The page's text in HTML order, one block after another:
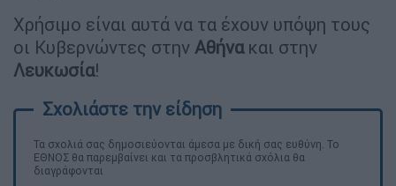
Χρήσιμο είναι αυτά να τα έχουν υπόψη τους
οι Κυβερνώντες στην Αθήνακαι στην
Λευκωσία!
Τα σχολιά σας δημοσιεύονται άμεσα με δική σας ευθύνη. Το
ΕΘΝΟΣ θα παρεμβαίνει και τα προσβλητικά σχόλια θα
διαγράφονται